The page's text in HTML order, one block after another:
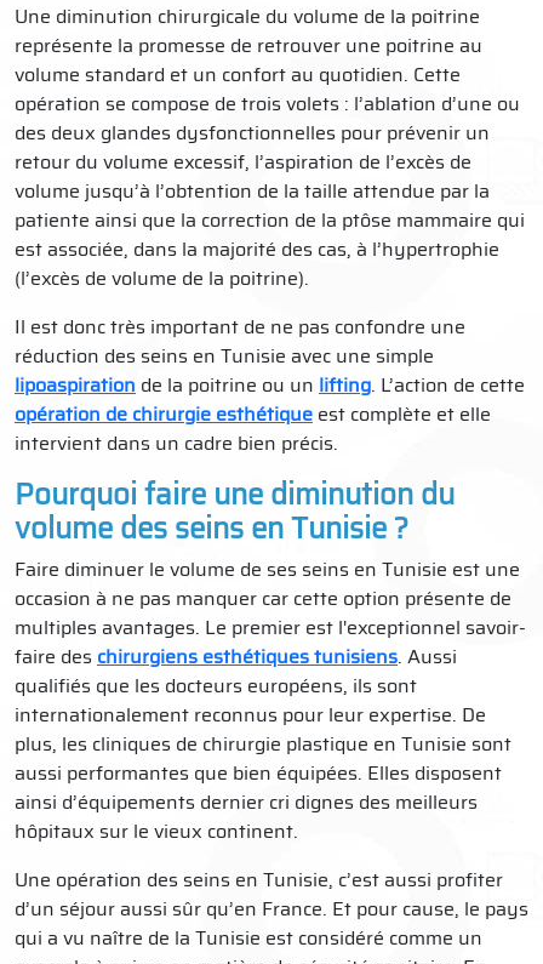
Une diminution chirurgicale du volume de la poitrine
représente la promesse de retrouver une poitrine au
volume standard et un confort au quotidien. Cette
opération se compose de trois volets : l’ablation d’une ou
des deux glandes dysfonctionnelles pour prévenir un
retour du volume excessif, l’aspiration de l’excès de
volume jusqu’à l’obtention de la taille attendue par la
patiente ainsi que la correction de la ptôse mammaire qui
est associée, dans la majorité des cas, à l’hypertrophie
(l’excès de volume de la poitrine).
Il est donc très important de ne pas confondre une
réduction des seins en Tunisie avec une simple
lipoaspiration de la poitrine ou un lifting. L’action de cette
opération de chirurgie esthétique est complète et elle
intervient dans un cadre bien précis.
Pourquoi faire une diminution du
volume des seins en Tunisie ?
Faire diminuer le volume de ses seins en Tunisie est une
occasion à ne pas manquer car cette option présente de
multiples avantages. Le premier est l'exceptionnel savoir-
faire des chirurgiens esthétiques tunisiens. Aussi
qualifiés que les docteurs européens, ils sont
internationalement reconnus pour leur expertise. De
plus, les cliniques de chirurgie plastique en Tunisie sont
aussi performantes que bien équipées. Elles disposent
ainsi d’équipements dernier cri dignes des meilleurs
hôpitaux sur le vieux continent.
Une opération des seins en Tunisie, c’est aussi profiter
d’un séjour aussi sûr qu’en France. Et pour cause, le pays
qui a vu naître de la Tunisie est considéré comme un